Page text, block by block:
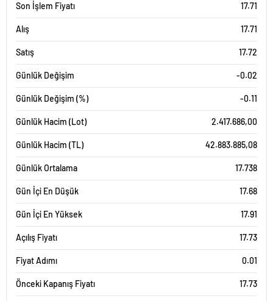
Son İşlem Fiyatı 17.71
Alış 17.71
Satış 17.72
Günlük Değişim -0.02
Günlük Değişim (%) -0.11
Günlük Hacim (Lot) 2.417.686,00
Günlük Hacim (TL) 42.883.885,08
Günlük Ortalama 17.738
Gün İçi En Düşük 17.68
Gün İçi En Yüksek 17.91
Açılış Fiyatı 17.73
Fiyat Adımı 0.01
Önceki Kapanış Fiyatı 17.73